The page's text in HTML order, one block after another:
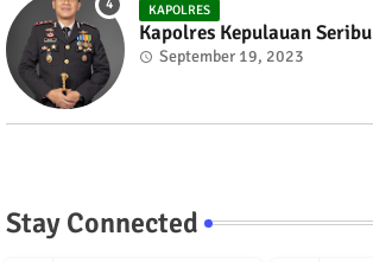
KAPOLRES
Kapolres Kepulauan Seribu
September 19, 2023
Stay Connected